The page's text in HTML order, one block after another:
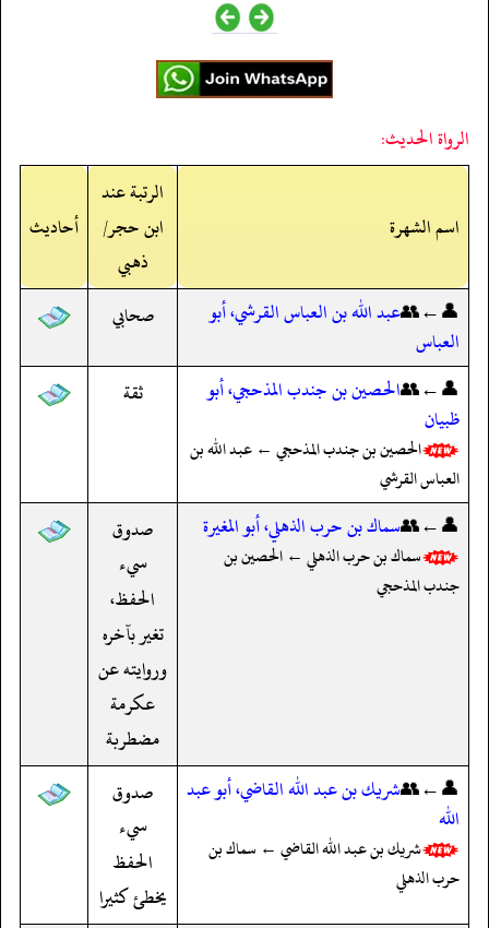
الرواة الحديث:
اسم الشهرة
الرتبة عند
ابن حجر/
ذهبي
أحاديث
👤←👥عبد الله بن العباس القرشي، أبو
العباس
صحابي
👤←👥الحصين بن جندب المذحجي، أبو
ظبيان
الحصين بن جندب المذحجي ← عبد الله بن
العباس القرشي
ثقة
👤←👥سماك بن حرب الذهلي، أبو المغيرة
سماك بن حرب الذهلي ← الحصين بن
جندب المذحجي
صدوق
سيء
الحفظ،
تغير بآخره
وروايته عن
عكرمة
مضطربة
👤←👥شريك بن عبد الله القاضي، أبو عبد
الله
شريك بن عبد الله القاضي ← سماك بن
حرب الذهلي
صدوق
سيء
الحفظ
يخطئ كثيرا